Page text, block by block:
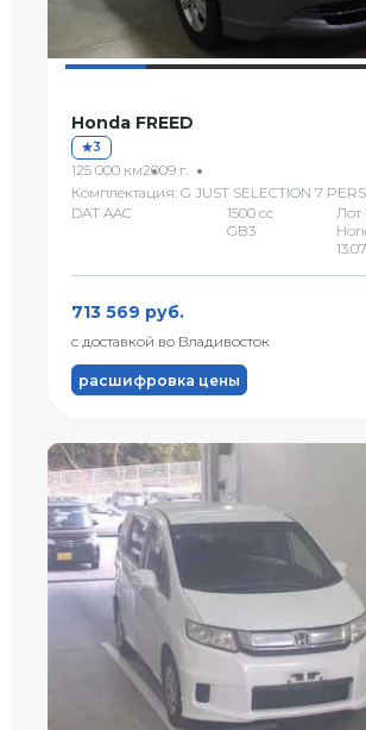
Honda FREED
3
125 000 км2009 г.
Комплектация: G JUST SELECTION 7
DAT AAC
1500 сс
GB3
713 569 руб.
с доставкой во Владивосток
расшифровка цены